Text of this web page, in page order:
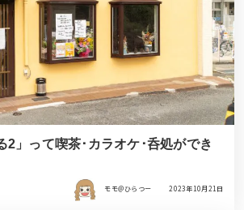
2」って喫茶･カラオケ･呑処ができ
モモ＠ひらつー 2023年10月21日